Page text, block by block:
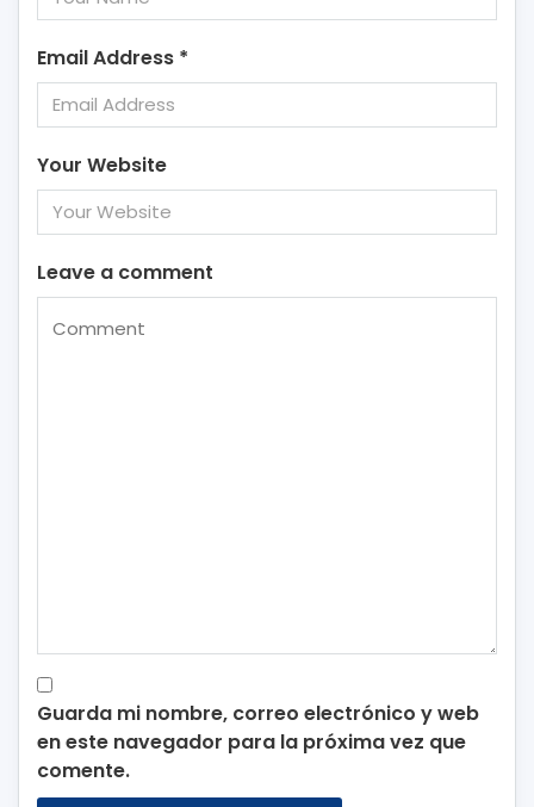
Email Address *
Your Website
Leave a comment
Guarda mi nombre, correo electrónico y web
en este navegador para la próxima vez que
comente.